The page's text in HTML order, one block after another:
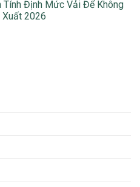
Tính Định Mức Vải Để Không
Xuất 2026